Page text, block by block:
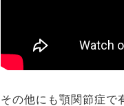
その他にも顎関節症で